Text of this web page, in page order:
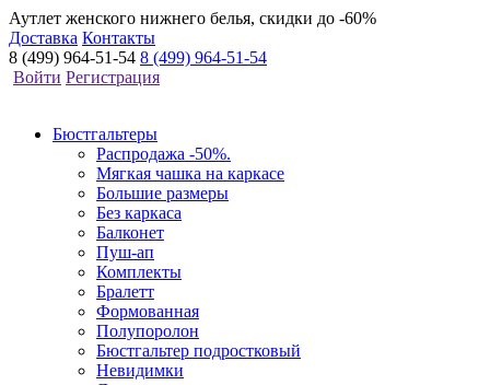
Аутлет женского нижнего белья, скидки до -60%
Доставка Контакты
8 (499) 964-51-54 8 (499) 964-51-54
Войти Регистрация
Бюстгальтеры
Распродажа -50%.
Мягкая чашка на каркасе
Большие размеры
Без каркаса
Балконет
Пуш-ап
Комплекты
Бралетт
Формованная
Полупоролон
Бюстгальтер подростковый
Невидимки